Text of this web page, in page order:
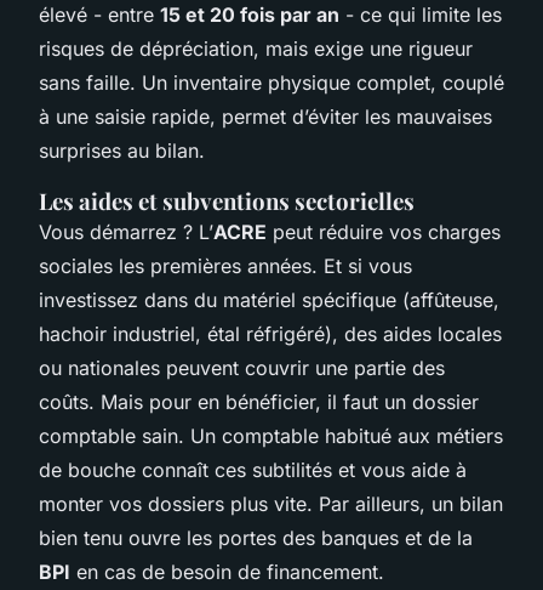
élevé - entre 15 et 20 fois par an - ce qui limite les
risques de dépréciation, mais exige une rigueur
sans faille. Un inventaire physique complet, couplé
à une saisie rapide, permet d’éviter les mauvaises
surprises au bilan.
Les aides et subventions sectorielles
Vous démarrez ? L’ACRE peut réduire vos charges
sociales les premières années. Et si vous
investissez dans du matériel spécifique (affûteuse,
hachoir industriel, étal réfrigéré), des aides locales
ou nationales peuvent couvrir une partie des
coûts. Mais pour en bénéficier, il faut un dossier
comptable sain. Un comptable habitué aux métiers
de bouche connaît ces subtilités et vous aide à
monter vos dossiers plus vite. Par ailleurs, un bilan
bien tenu ouvre les portes des banques et de la
BPI en cas de besoin de financement.